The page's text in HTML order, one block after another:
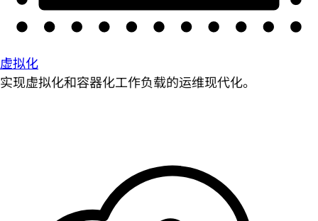
虚拟化
实现虚拟化和容器化工作负载的运维现代化。